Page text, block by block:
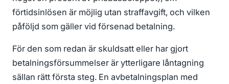
förtidsinlösen är möjlig utan straffavgift, och vilken
påföljd som gäller vid försenad betalning.
För den som redan är skuldsatt eller har gjort
betalningsförsummelser är ytterligare låntagning
sällan rätt första steg. En avbetalningsplan med